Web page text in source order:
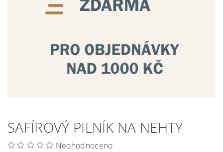
SAFÍROVÝ PILNÍK NA NEHTY
Neohodnoceno